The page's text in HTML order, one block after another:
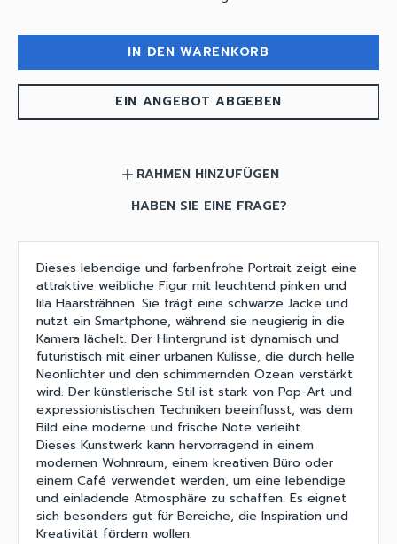
IN DEN WARENKORB
EIN ANGEBOT ABGEBEN
add RAHMEN HINZUFÜGEN
HABEN SIE EINE FRAGE?
Dieses lebendige und farbenfrohe Portrait zeigt eine
attraktive weibliche Figur mit leuchtend pinken und
lila Haarsträhnen. Sie trägt eine schwarze Jacke und
nutzt ein Smartphone, während sie neugierig in die
Kamera lächelt. Der Hintergrund ist dynamisch und
futuristisch mit einer urbanen Kulisse, die durch helle
Neonlichter und den schimmernden Ozean verstärkt
wird. Der künstlerische Stil ist stark von Pop-Art und
expressionistischen Techniken beeinflusst, was dem
Bild eine moderne und frische Note verleiht.
Dieses Kunstwerk kann hervorragend in einem
modernen Wohnraum, einem kreativen Büro oder
einem Café verwendet werden, um eine lebendige
und einladende Atmosphäre zu schaffen. Es eignet
sich besonders gut für Bereiche, die Inspiration und
Kreativität fördern wollen.